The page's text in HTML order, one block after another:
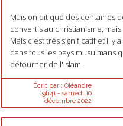
Mais on dit que des centaines
convertis au christianisme,
Mais c'est très significatif et il y
dans tous les pays musulmans
détourner de l'Islam.
Écrit par : Oléandre
19h41 - samedi 10
décembre 2022